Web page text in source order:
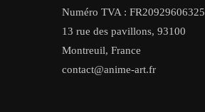
Numéro TVA : FR20929606325
13 rue des pavillons, 93100
Montreuil, France
contact@anime-art.fr